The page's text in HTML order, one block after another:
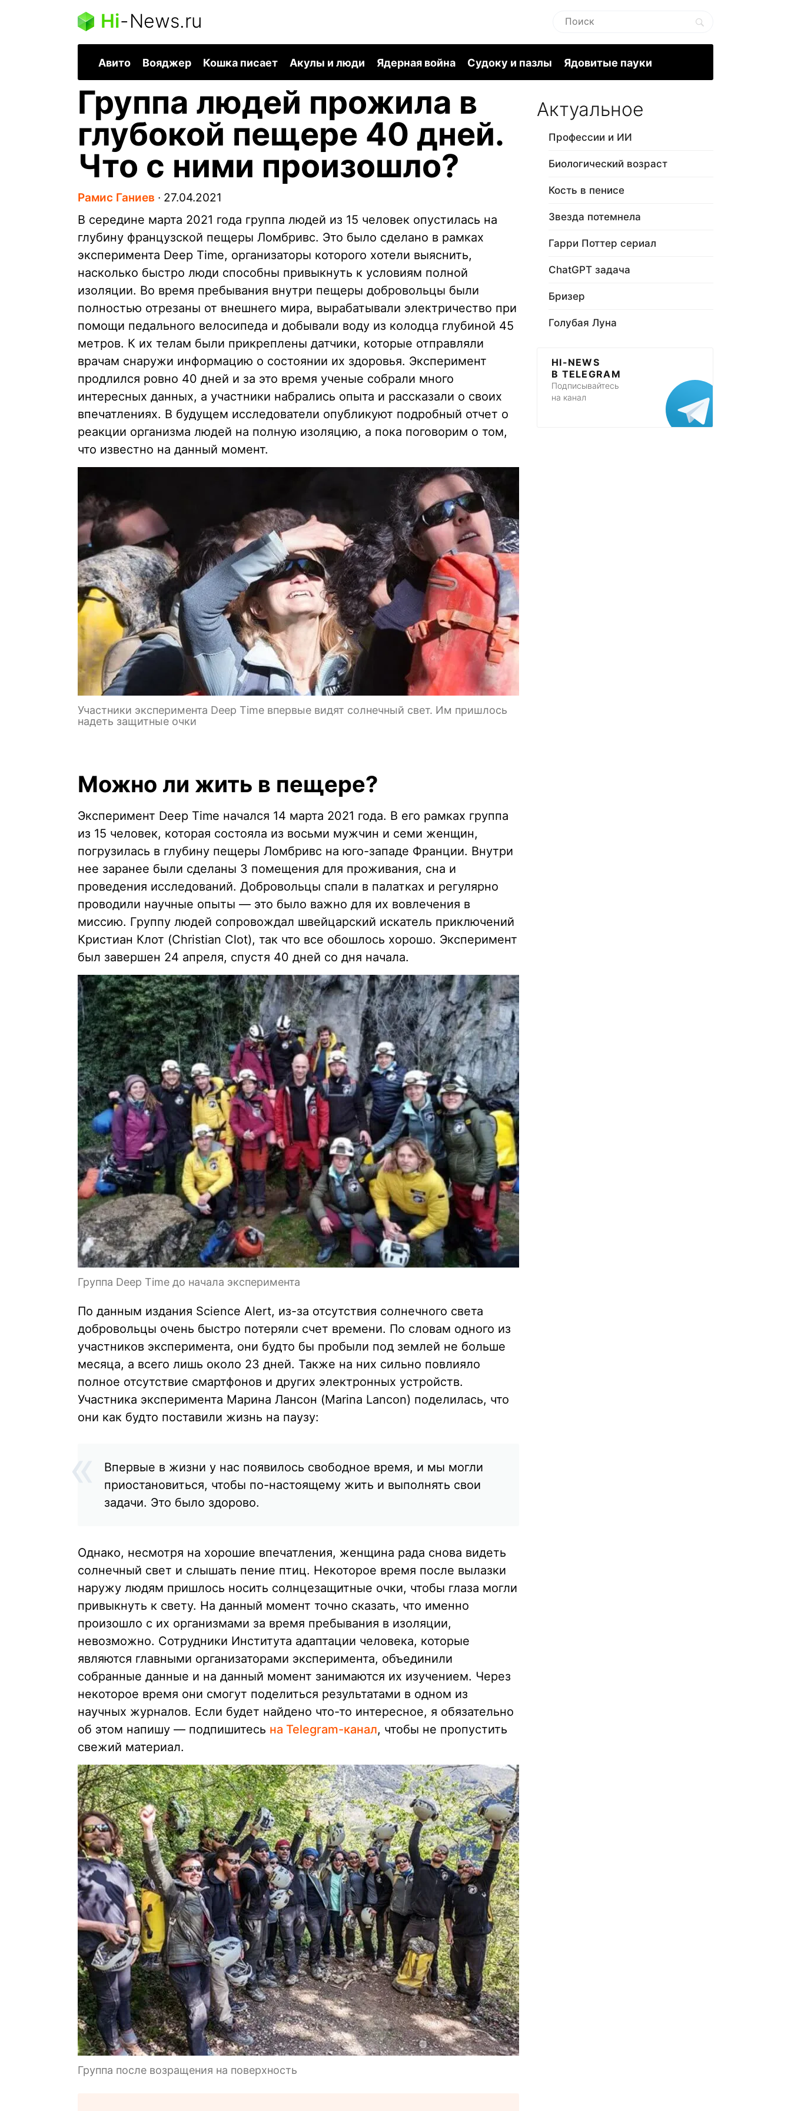
Hi-News.ru
Авито Вояджер Кошка писает Акулы и люди Ядерная война Судоку и пазлы Ядовитые пауки
Группа людей прожила в
глубокой пещере 40 дней.
Что с ними произошло?
Рамис Ганиев ∙ 27.04.2021
В середине марта 2021 года группа людей из 15 человек опустилась на
глубину французской пещеры Ломбривс. Это было сделано в рамках
эксперимента Deep Time, организаторы которого хотели выяснить,
насколько быстро люди способны привыкнуть к условиям полной
изоляции. Во время пребывания внутри пещеры добровольцы были
полностью отрезаны от внешнего мира, вырабатывали электричество при
помощи педального велосипеда и добывали воду из колодца глубиной 45
метров. К их телам были прикреплены датчики, которые отправляли
врачам снаружи информацию о состоянии их здоровья. Эксперимент
продлился ровно 40 дней и за это время ученые собрали много
интересных данных, а участники набрались опыта и рассказали о своих
впечатлениях. В будущем исследователи опубликуют подробный отчет о
реакции организма людей на полную изоляцию, а пока поговорим о том,
что известно на данный момент.
Участники эксперимента Deep Time впервые видят солнечный свет. Им пришлось
надеть защитные очки
Можно ли жить в пещере?
Эксперимент Deep Time начался 14 марта 2021 года. В его рамках группа
из 15 человек, которая состояла из восьми мужчин и семи женщин,
погрузилась в глубину пещеры Ломбривс на юго-западе Франции. Внутри
нее заранее были сделаны 3 помещения для проживания, сна и
проведения исследований. Добровольцы спали в палатках и регулярно
проводили научные опыты — это было важно для их вовлечения в
миссию. Группу людей сопровождал швейцарский искатель приключений
Кристиан Клот (Christian Clot), так что все обошлось хорошо. Эксперимент
был завершен 24 апреля, спустя 40 дней со дня начала.
Группа Deep Time до начала эксперимента
По данным издания Science Alert, из-за отсутствия солнечного света
добровольцы очень быстро потеряли счет времени. По словам одного из
участников эксперимента, они будто бы пробыли под землей не больше
месяца, а всего лишь около 23 дней. Также на них сильно повлияло
полное отсутствие смартфонов и других электронных устройств.
Участника эксперимента Марина Лансон (Marina Lancon) поделилась, что
они как будто поставили жизнь на паузу:
Впервые в жизни у нас появилось свободное время, и мы могли
приостановиться, чтобы по-настоящему жить и выполнять свои
задачи. Это было здорово.
Однако, несмотря на хорошие впечатления, женщина рада снова видеть
солнечный свет и слышать пение птиц. Некоторое время после вылазки
наружу людям пришлось носить солнцезащитные очки, чтобы глаза могли
привыкнуть к свету. На данный момент точно сказать, что именно
произошло с их организмами за время пребывания в изоляции,
невозможно. Сотрудники Института адаптации человека, которые
являются главными организаторами эксперимента, объединили
собранные данные и на данный момент занимаются их изучением. Через
некоторое время они смогут поделиться результатами в одном из
научных журналов. Если будет найдено что-то интересное, я обязательно
об этом напишу — подпишитесь на Telegram-канал, чтобы не пропустить
свежий материал.
Группа после возращения на поверхность
Актуальное
Профессии и ИИ
Биологический возраст
Кость в пенисе
Звезда потемнела
Гарри Поттер сериал
ChatGPT задача
Бризер
Голубая Луна
HI-NEWS
В TELEGRAM
Подписывайтесь
на канал